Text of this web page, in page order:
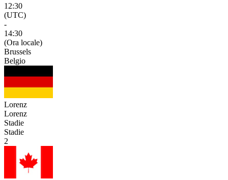
12:30
(UTC)
-
14:30
(Ora locale)
Brussels
Belgio
Lorenz
Lorenz
Stadie
Stadie
2